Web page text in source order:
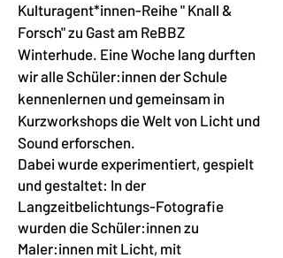
Kulturagent*innen-Reihe " Knall &
Forsch" zu Gast am ReBBZ
Winterhude. Eine Woche lang durften
wir alle Schüler:innen der Schule
kennenlernen und gemeinsam in
Kurzworkshops die Welt von Licht und
Sound erforschen.
Dabei wurde experimentiert, gespielt
und gestaltet: In der
Langzeitbelichtungs-Fotografie
wurden die Schüler:innen zu
Maler:innen mit Licht, mit